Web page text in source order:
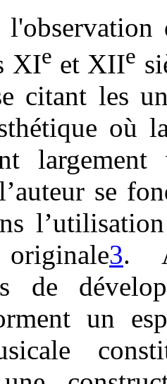
XIe et XIIe
citant les
où
se
3.
de
un